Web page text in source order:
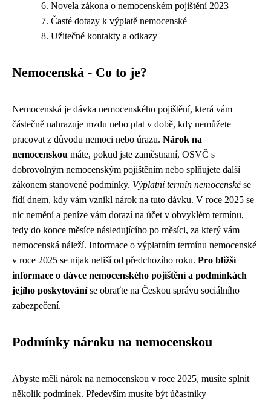
Novela zákona o nemocenském pojištění 2023
Časté dotazy k výplatě nemocenské
Užitečné kontakty a odkazy
Nemocenská - Co to je?
Nemocenská je dávka nemocenského pojištění, která vám
částečně nahrazuje mzdu nebo plat v době, kdy nemůžete
pracovat z důvodu nemoci nebo úrazu. Nárok na
nemocenskou máte, pokud jste zaměstnaní, OSVČ s
dobrovolným nemocenským pojištěním nebo splňujete další
zákonem stanovené podmínky. Výplatní termín nemocenskése
řídí dnem, kdy vám vznikl nárok na tuto dávku. V roce 2025 se
nic nemění a peníze vám dorazí na účet v obvyklém termínu,
tedy do konce měsíce následujícího po měsíci, za který vám
nemocenská náleží. Informace o výplatním termínu nemocenské
v roce 2025 se nijak neliší od předchozího roku. Pro bližší
informace o dávce nemocenského pojištění a podmínkách
jejího poskytováníse obraťte na Českou správu sociálního
zabezpečení.
Podmínky nároku na nemocenskou
Abyste měli nárok na nemocenskou v roce 2025, musíte splnit
několik podmínek. Především musíte být účastniky